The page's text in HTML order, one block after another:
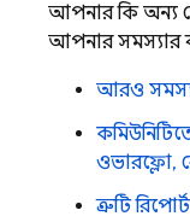
আপনার কি অন্য
আপনার সমস্যার
আরও
ওভারফ্লো,
ত্রুটি